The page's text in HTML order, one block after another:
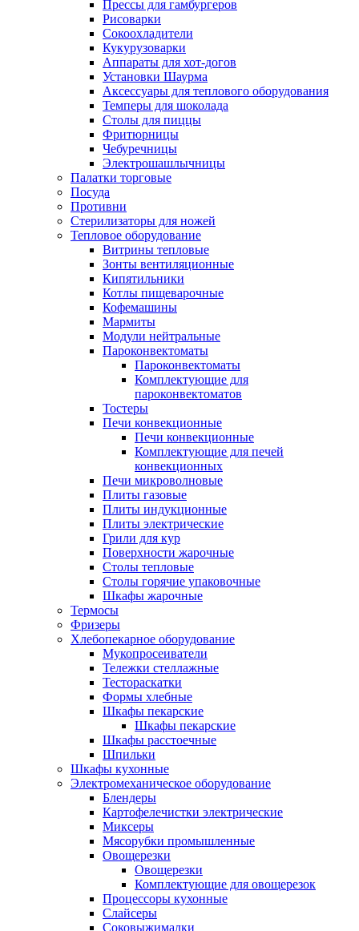
Прессы для гамбургеров
Рисоварки
Сокоохладители
Кукурузоварки
Аппараты для хот-догов
Установки Шаурма
Аксессуары для теплового оборудования
Темперы для шоколада
Столы для пиццы
Фритюрницы
Чебуречницы
Электрошашлычницы
Палатки торговые
Посуда
Противни
Стерилизаторы для ножей
Тепловое оборудование
Витрины тепловые
Зонты вентиляционные
Кипятильники
Котлы пищеварочные
Кофемашины
Мармиты
Модули нейтральные
Пароконвектоматы
Пароконвектоматы
Комплектующие для
пароконвектоматов
Тостеры
Печи конвекционные
Печи конвекционные
Комплектующие для печей
конвекционных
Печи микроволновые
Плиты газовые
Плиты индукционные
Плиты электрические
Грили для кур
Поверхности жарочные
Столы тепловые
Столы горячие упаковочные
Шкафы жарочные
Термосы
Фризеры
Хлебопекарное оборудование
Мукопросеиватели
Тележки стеллажные
Тестораскатки
Формы хлебные
Шкафы пекарские
Шкафы пекарские
Шкафы расстоечные
Шпильки
Шкафы кухонные
Электромеханическое оборудование
Блендеры
Картофелечистки электрические
Миксеры
Мясорубки промышленные
Овощерезки
Овощерезки
Комплектующие для овощерезок
Процессоры кухонные
Слайсеры
Соковыжималки